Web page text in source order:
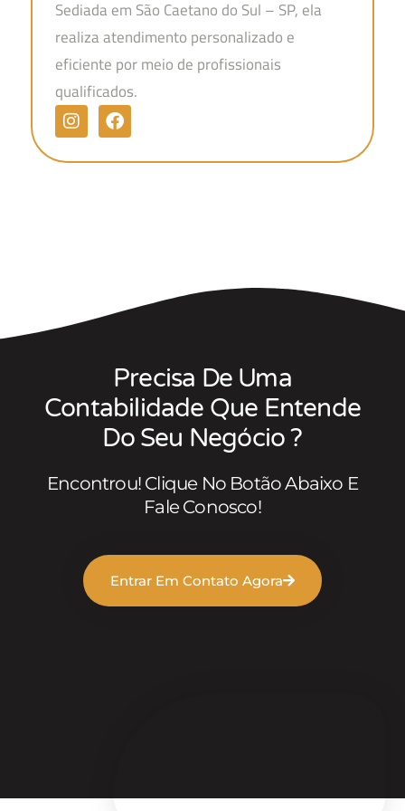
Sediada em São Caetano do Sul – SP, ela
realiza atendimento personalizado e
eficiente por meio de profissionais
qualificados.
Precisa De Uma
Contabilidade Que Entende
Do Seu Negócio ?
Encontrou! Clique No Botão Abaixo E
Fale Conosco!
Entrar Em Contato Agora